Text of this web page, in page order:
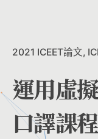
2021 ICEET論文
運用虛
口譯課